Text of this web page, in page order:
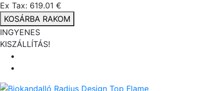
Ex Tax: 619.01 €
KOSÁRBA RAKOM
INGYENES
KISZÁLLÍTÁS!